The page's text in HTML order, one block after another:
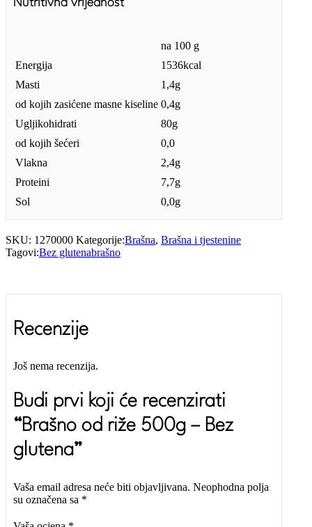
Nutritivna vrijednost
na 100 g
Energija
1536kcal
Masti
1,4g
od kojih zasićene masne kiseline 0,4g
Ugljikohidrati
80g
od kojih šećeri
0,0
Vlakna
2,4g
Proteini
7,7g
Sol
0,0g
SKU: 1270000 Kategorije:Brašna, Brašna i tjestenine
Tagovi:Bez glutenabrašno
Recenzije
Još nema recenzija.
Budi prvi koji će recenzirati
“Brašno od riže 500g – Bez
glutena”
Vaša email adresa neće biti objavljivana. Neophodna polja
su označena sa *